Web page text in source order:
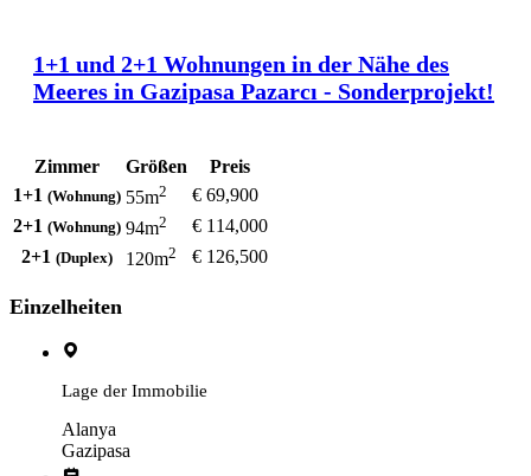
1+1 und 2+1 Wohnungen in der Nähe des
Meeres in Gazipasa Pazarcı - Sonderprojekt!
Zimmer Größen
Preis
1+1 (Wohnung) 55m2
€ 69,900
2+1 (Wohnung) 94m2
€ 114,000
2+1 (Duplex) 120m2 € 126,500
Einzelheiten
Lage der Immobilie
Alanya
Gazipasa